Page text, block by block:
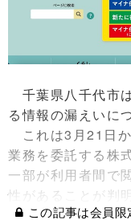
千葉県八千代市
る情報の漏えいに
これは3月21日
業務を委託する株
一部が利用者間で
性があることが判
この記事は会員